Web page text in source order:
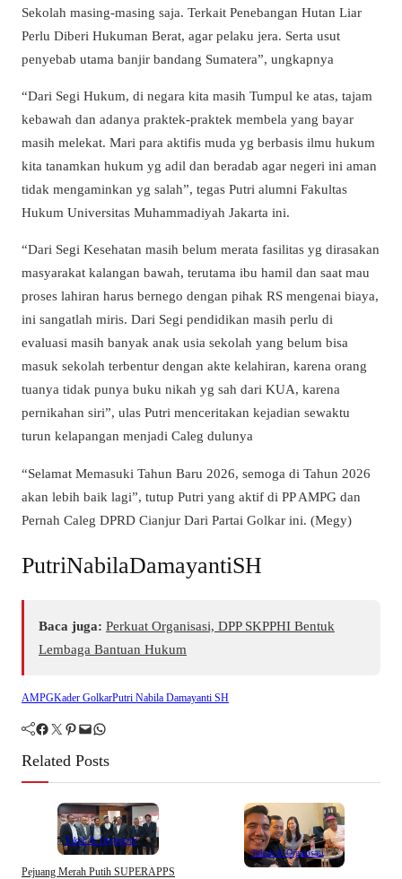
Sekolah masing-masing saja. Terkait Penebangan Hutan Liar
Perlu Diberi Hukuman Berat, agar pelaku jera. Serta usut
penyebab utama banjir bandang Sumatera”, ungkapnya
“Dari Segi Hukum, di negara kita masih Tumpul ke atas, tajam
kebawah dan adanya praktek-praktek membela yang bayar
masih melekat. Mari para aktifis muda yg berbasis ilmu hukum
kita tanamkan hukum yg adil dan beradab agar negeri ini aman
tidak mengaminkan yg salah”, tegas Putri alumni Fakultas
Hukum Universitas Muhammadiyah Jakarta ini.
“Dari Segi Kesehatan masih belum merata fasilitas yg dirasakan
masyarakat kalangan bawah, terutama ibu hamil dan saat mau
proses lahiran harus bernego dengan pihak RS mengenai biaya,
ini sangatlah miris. Dari Segi pendidikan masih perlu di
evaluasi masih banyak anak usia sekolah yang belum bisa
masuk sekolah terbentur dengan akte kelahiran, karena orang
tuanya tidak punya buku nikah yg sah dari KUA, karena
pernikahan siri”, ulas Putri menceritakan kejadian sewaktu
turun kelapangan menjadi Caleg dulunya
“Selamat Memasuki Tahun Baru 2026, semoga di Tahun 2026
akan lebih baik lagi”, tutup Putri yang aktif di PP AMPG dan
Pernah Caleg DPRD Cianjur Dari Partai Golkar ini. (Megy)
PutriNabilaDamayantiSH
Baca juga: Perkuat Organisasi, DPP SKPPHI Bentuk
Lembaga Bantuan Hukum
AMPGKader GolkarPutri Nabila Damayanti SH
Facebook Twitter Pinterest Mail WhatsApp
Related Posts
Tokoh & Organisasi
Pejuang Merah Putih SUPERAPPS
Tokoh & Organisasi